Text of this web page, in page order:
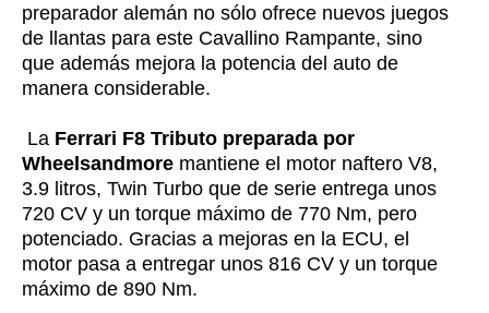
preparador alemán no sólo ofrece nuevos juegos
de llantas para este Cavallino Rampante, sino
que además mejora la potencia del auto de
manera considerable.
La Ferrari F8 Tributo preparada por
Wheelsandmore mantiene el motor naftero V8,
3.9 litros, Twin Turbo que de serie entrega unos
720 CV y un torque máximo de 770 Nm, pero
potenciado. Gracias a mejoras en la ECU, el
motor pasa a entregar unos 816 CV y un torque
máximo de 890 Nm.